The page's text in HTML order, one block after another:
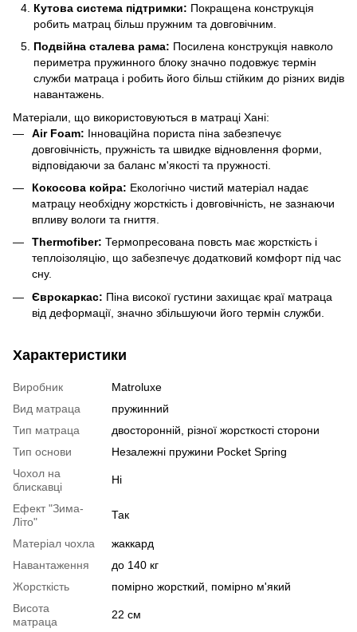
Кутова система підтримки: Покращена конструкція
робить матрац більш пружним та довговічним.
Подвійна сталева рама: Посилена конструкція навколо
периметра пружинного блоку значно подовжує термін
служби матраца і робить його більш стійким до різних видів
навантажень.
Матеріали, що використовуються в матраці Хані:
Air Foam: Інноваційна пориста піна забезпечує
довговічність, пружність та швидке відновлення форми,
відповідаючи за баланс м'якості та пружності.
Кокосова койра: Екологічно чистий матеріал надає
матрацу необхідну жорсткість і довговічність, не зазнаючи
впливу вологи та гниття.
Thermofiber: Термопресована повсть має жорсткість і
теплоізоляцію, що забезпечує додатковий комфорт під час
сну.
Єврокаркас: Піна високої густини захищає краї матраца
від деформації, значно збільшуючи його термін служби.
Характеристики
Виробник
Matroluxe
Вид матраца
пружинний
Тип матраца
двосторонній, різної жорсткості сторони
Тип основи
Незалежні пружини Pocket Spring
Чохол на
блискавці
Ні
Ефект "Зима-
Літо"
Так
Матеріал чохла
жаккард
Навантаження
до 140 кг
Жорсткість
помірно жорсткий, помірно м'який
Висота
матраца
22 см